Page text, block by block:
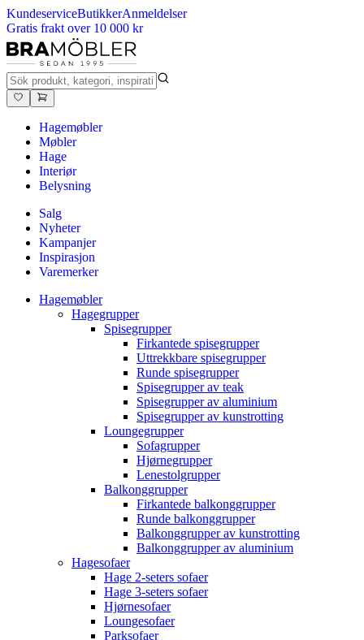
KundeserviceButikkerAnmeldelser
Gratis frakt over 10 000 kr
Hagemøbler
Møbler
Hage
Interiør
Belysning
Salg
Nyheter
Kampanjer
Inspirasjon
Varemerker
Hagemøbler
Hagegrupper
Spisegrupper
Firkantede spisegrupper
Uttrekkbare spisegrupper
Runde spisegrupper
Spisegrupper av teak
Spisegrupper av aluminium
Spisegrupper av kunstrotting
Loungegrupper
Sofagrupper
Hjørnegrupper
Lenestolgrupper
Balkonggrupper
Firkantede balkonggrupper
Runde balkonggrupper
Balkonggrupper av kunstrotting
Balkonggrupper av aluminium
Hagesofaer
Hage 2-seters sofaer
Hage 3-seters sofaer
Hjørnesofaer
Loungesofaer
Parksofaer